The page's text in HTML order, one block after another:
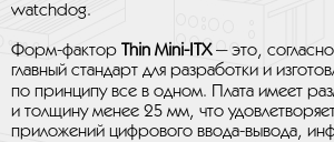
watchdog.
Форм-фактор Thin Mini-ITX— это,
главный стандарт для разработки и
по принципу все в одном. Плата имеет
и толщину менее 25 мм, что
приложений цифрового ввода-вывода,